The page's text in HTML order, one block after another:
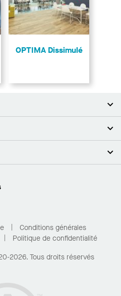
OPTIMA Dissimulé
Conditions générales
Politique de confidentialité
2026. Tous droits réservés